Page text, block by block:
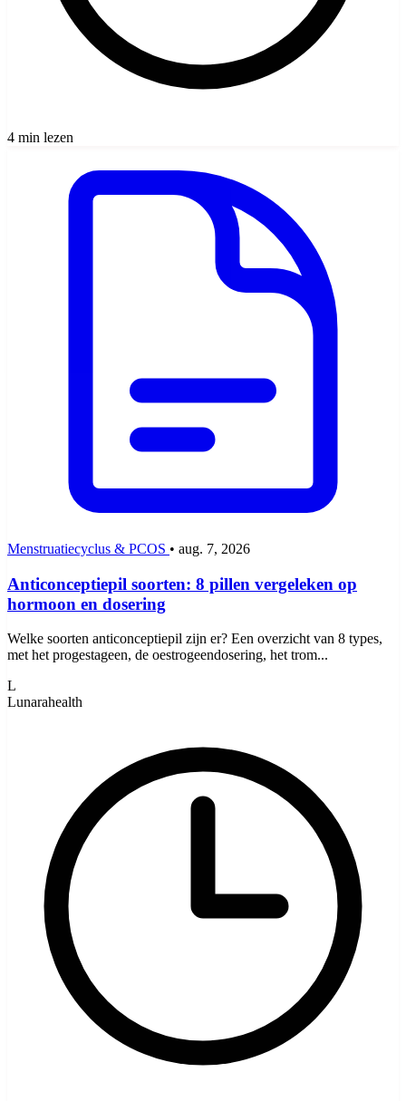
4 min lezen
Menstruatiecyclus & PCOS • aug. 7, 2026
Anticonceptiepil soorten: 8 pillen vergeleken op
hormoon en dosering
Welke soorten anticonceptiepil zijn er? Een overzicht van 8 types,
met het progestageen, de oestrogeendosering, het trom...
L
Lunarahealth